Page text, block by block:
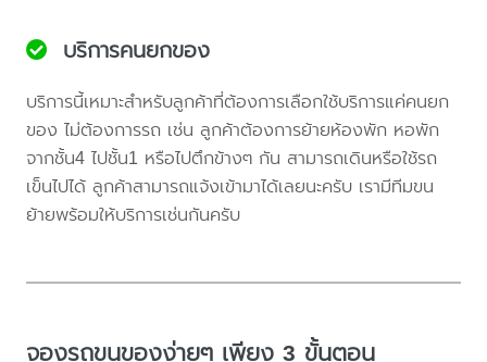
บริการคนยกของ
บริการนี้เหมาะสำหรับลูกค้าที่ต้องการเลือกใช้บริการแค่คนยก
ของ ไม่ต้องการรถ เช่น ลูกค้าต้องการย้ายห้องพัก หอพัก
จากชั้น4 ไปชั้น1 หรือไปตึกข้างๆ กัน สามารถเดินหรือใช้รถ
เข็นไปได้ ลูกค้าสามารถแจ้งเข้ามาได้เลยนะครับ เรามีทีมขน
ย้ายพร้อมให้บริการเช่นกันครับ
จองรถขนของง่ายๆ เพียง 3 ขั้นตอน